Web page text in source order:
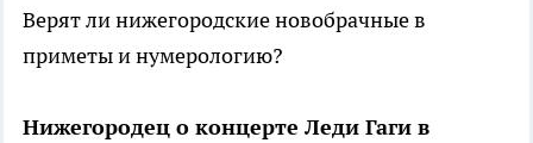
Верят ли нижегородские новобрачные в
приметы и нумерологию?
Нижегородец о концерте Леди Гаги в